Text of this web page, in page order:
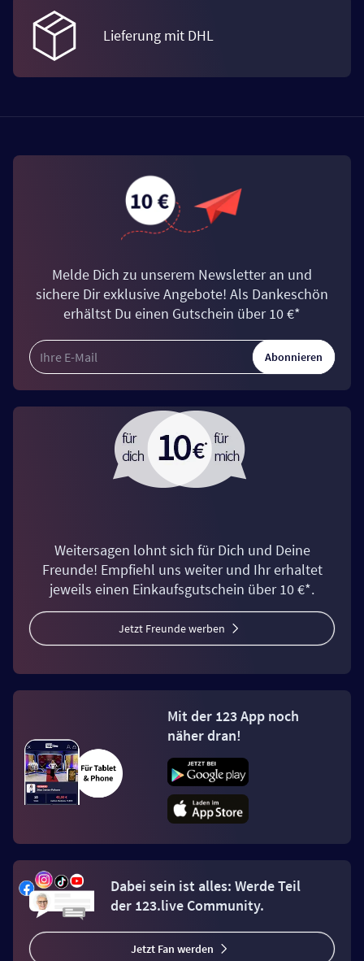
Lieferung mit DHL
Melde Dich zu unserem Newsletter an und
sichere Dir exklusive Angebote! Als Dankeschön
erhältst Du einen Gutschein über 10 €*
Abonnieren
Weitersagen lohnt sich für Dich und Deine
Freunde! Empfiehl uns weiter und Ihr erhaltet
jeweils einen Einkaufsgutschein über 10 €*.
Jetzt Freunde werben
Mit der 123 App noch
näher dran!
Dabei sein ist alles: Werde Teil
der 123.live Community.
Jetzt Fan werden